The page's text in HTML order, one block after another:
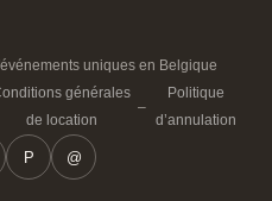
uniques en Belgique
générales
de location
–
Politique
d’annulation
P @